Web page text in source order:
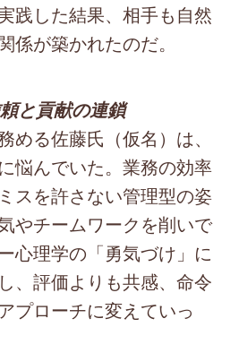
践した結果、相手も自然
係が築かれたのだ。
と貢献の連鎖
める佐藤氏（仮名）は、
悩んでいた。業務の効率
スを許さない管理型の姿
やチームワークを削いで
心理学の「勇気づけ」に
、評価よりも共感、命令
プローチに変えていっ